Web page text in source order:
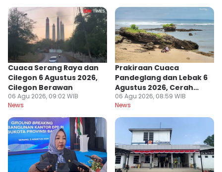
Cuaca Serang Raya dan
Cilegon 6 Agustus 2026,
Cilegon Berawan
06 Agu 2026, 09:02 WIB
News
Prakiraan Cuaca
Pandeglang dan Lebak 6
Agustus 2026, Cerah
Seharian
06 Agu 2026, 08:59 WIB
News